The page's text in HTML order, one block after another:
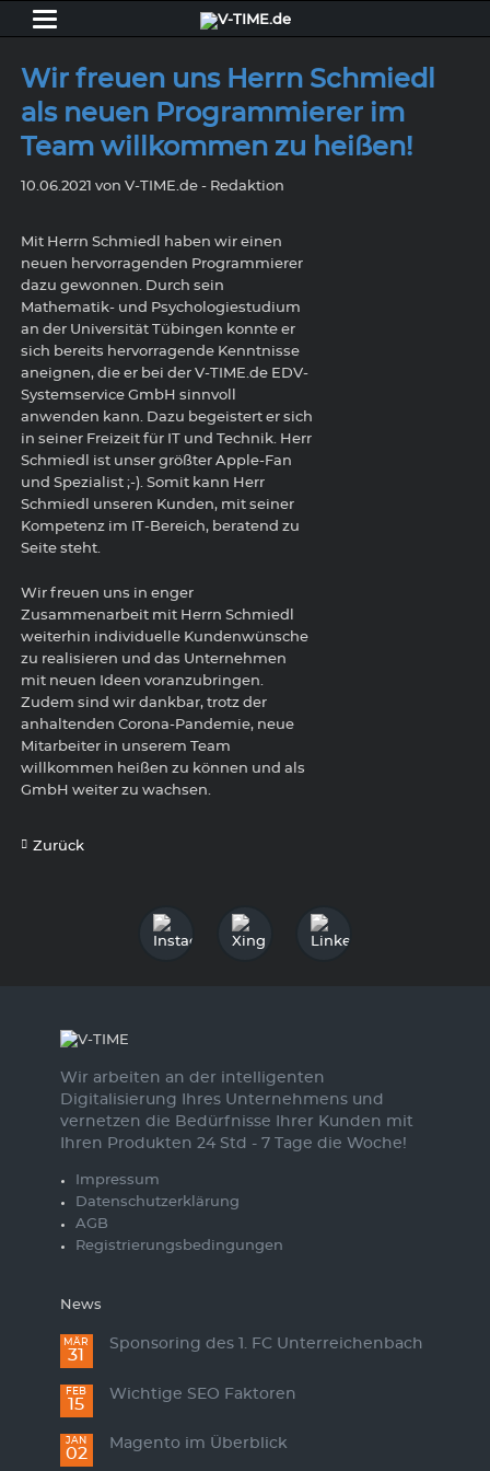
Wir freuen uns Herrn Schmiedl
als neuen Programmierer im
Team willkommen zu heißen!
10.06.2021 von V-TIME.de - Redaktion
Mit Herrn Schmiedl haben wir einen
neuen hervorragenden Programmierer
dazu gewonnen. Durch sein
Mathematik- und Psychologiestudium
an der Universität Tübingen konnte er
sich bereits hervorragende Kenntnisse
aneignen, die er bei der V-TIME.de EDV-
Systemservice GmbH sinnvoll
anwenden kann. Dazu begeistert er sich
in seiner Freizeit für IT und Technik. Herr
Schmiedl ist unser größter Apple-Fan
und Spezialist ;-). Somit kann Herr
Schmiedl unseren Kunden, mit seiner
Kompetenz im IT-Bereich, beratend zu
Seite steht.
Wir freuen uns in enger
Zusammenarbeit mit Herrn Schmiedl
weiterhin individuelle Kundenwünsche
zu realisieren und das Unternehmen
mit neuen Ideen voranzubringen.
Zudem sind wir dankbar, trotz der
anhaltenden Corona-Pandemie, neue
Mitarbeiter in unserem Team
willkommen heißen zu können und als
GmbH weiter zu wachsen.
Zurück
Wir arbeiten an der intelligenten
Digitalisierung Ihres Unternehmens und
vernetzen die Bedürfnisse Ihrer Kunden mit
Ihren Produkten 24 Std - 7 Tage die Woche!
Impressum
Datenschutzerklärung
AGB
Registrierungsbedingungen
News
31
MÄR Sponsoring des 1. FC Unterreichenbach
15
FEB Wichtige SEO Faktoren
02
JAN Magento im Überblick